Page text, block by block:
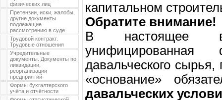
физических лиц
Претензии, иски, жалобы,
другие документы
подлежащие
рассмотрению в суде
Трудовой контракт.
Трудовые отношения
Учредительные
документы. Документы по
ликвидации,
реорганизации
предприятий
Формы бухгалтерского
учёта и отчётности
капитальном
Обратите внимание!
В настоящее
давальческого
«основание»
давальческих